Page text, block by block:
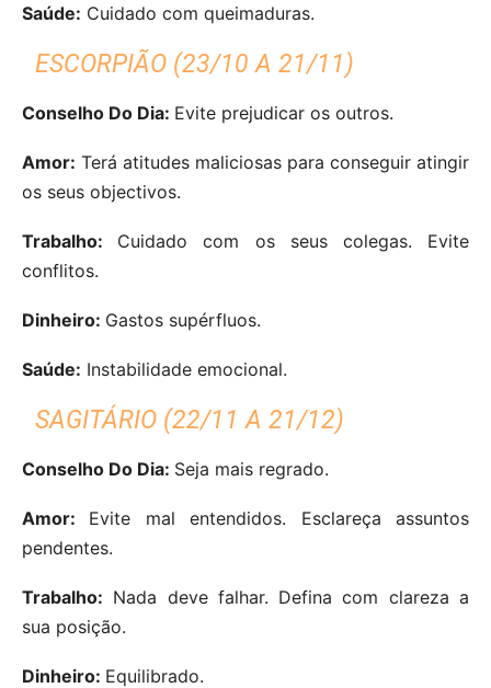
Saúde: Cuidado com queimaduras.
ESCORPIÃO (23/10 A 21/11)
Conselho Do Dia: Evite prejudicar os outros.
Amor: Terá atitudes maliciosas para conseguir atingir
os seus objectivos.
Trabalho: Cuidado com os seus colegas. Evite
conflitos.
Dinheiro: Gastos supérfluos.
Saúde: Instabilidade emocional.
SAGITÁRIO (22/11 A 21/12)
Conselho Do Dia: Seja mais regrado.
Amor: Evite mal entendidos. Esclareça assuntos
pendentes.
Trabalho: Nada deve falhar. Defina com clareza a
sua posição.
Dinheiro: Equilibrado.